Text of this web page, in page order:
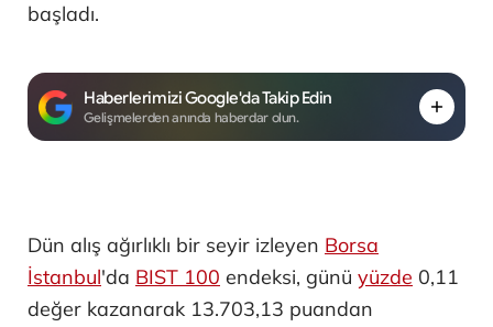
başladı.
Haberlerimizi Google'da Takip Edin
Gelişmelerden anında haberdar olun.
Dün alış ağırlıklı bir seyir izleyen Borsa
İstanbul'da BIST 100 endeksi, günü yüzde 0,11
değer kazanarak 13.703,13 puandan